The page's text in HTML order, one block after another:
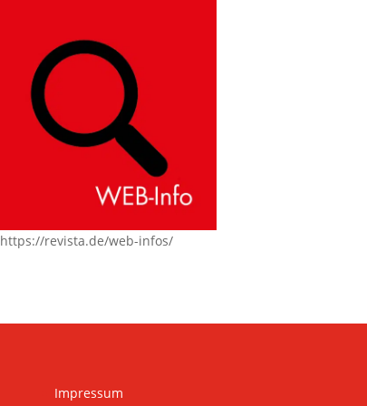
https://revista.de/web-infos/
Impressum